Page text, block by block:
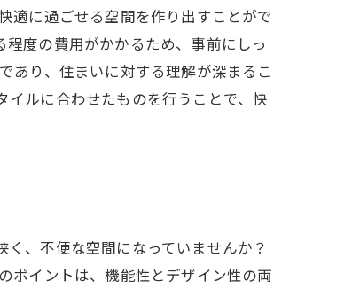
適に過ごせる空間を作り出すことがで
度の費用がかかるため、事前にしっ
あり、住まいに対する理解が深まるこ
ルに合わせたものを行うことで、快
、不便な空間になっていませんか？
ポイントは、機能性とデザイン性の両